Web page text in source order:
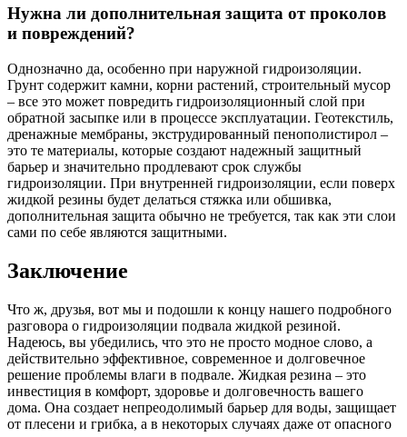
Нужна ли дополнительная защита от проколов
и повреждений?
Однозначно да, особенно при наружной гидроизоляции.
Грунт содержит камни, корни растений, строительный мусор
– все это может повредить гидроизоляционный слой при
обратной засыпке или в процессе эксплуатации. Геотекстиль,
дренажные мембраны, экструдированный пенополистирол –
это те материалы, которые создают надежный защитный
барьер и значительно продлевают срок службы
гидроизоляции. При внутренней гидроизоляции, если поверх
жидкой резины будет делаться стяжка или обшивка,
дополнительная защита обычно не требуется, так как эти слои
сами по себе являются защитными.
Заключение
Что ж, друзья, вот мы и подошли к концу нашего подробного
разговора о гидроизоляции подвала жидкой резиной.
Надеюсь, вы убедились, что это не просто модное слово, а
действительно эффективное, современное и долговечное
решение проблемы влаги в подвале. Жидкая резина – это
инвестиция в комфорт, здоровье и долговечность вашего
дома. Она создает непреодолимый барьер для воды, защищает
от плесени и грибка, а в некоторых случаях даже от опасного